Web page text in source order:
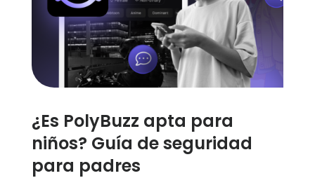
¿Es PolyBuzz apta para
niños? Guía de seguridad
para padres